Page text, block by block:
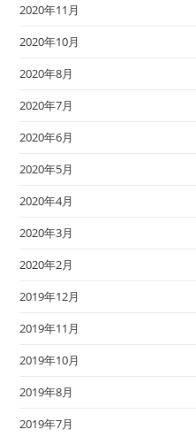
2020年11月
2020年10月
2020年8月
2020年7月
2020年6月
2020年5月
2020年4月
2020年3月
2020年2月
2019年12月
2019年11月
2019年10月
2019年8月
2019年7月